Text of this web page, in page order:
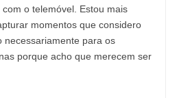
o telemóvel. Estou mais
momentos que considero
necessariamente para os
porque acho que merecem ser